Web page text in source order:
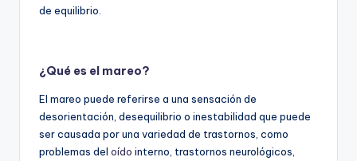
de equilibrio.
¿Qué es el mareo?
El mareo puede referirse a una sensación de
desorientación, desequilibrio o inestabilidad que puede
ser causada por una variedad de trastornos, como
problemas del oído interno, trastornos neurológicos,